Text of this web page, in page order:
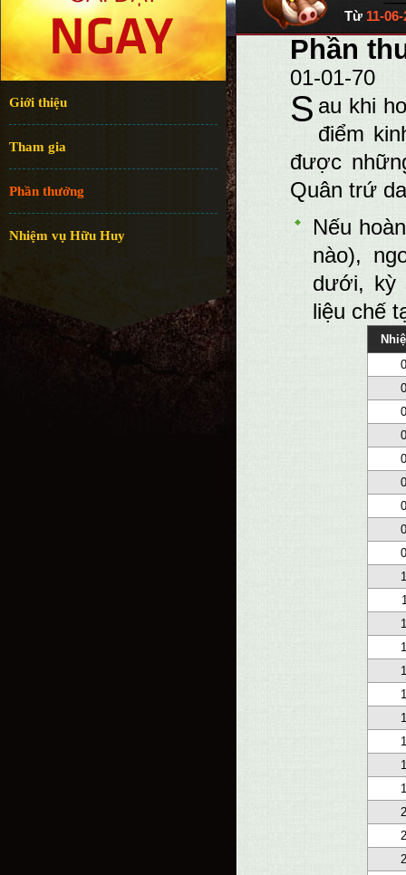
Giới thiệu
Tham gia
Phần thưởng
Nhiệm vụ Hữu Huy
Từ 11-
Phần
01-01-70
S au khi
điểm
được
Quân trứ
Nếu
nào),
dưới,
liệu chế